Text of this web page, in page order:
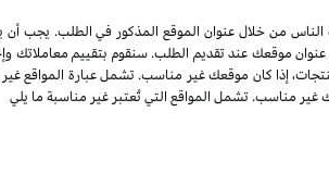
من خلال عنوان الموقع المذكور في الطلب. يجب أن
موقعك عند تقديم الطلب. سنقوم بتقييم معاملاتك
إذا كان موقعك غير مناسب. تشمل عبارة المواقع غير
غير مناسب. تشمل المواقع التي تُعتبر غير مناسبة ما يلي